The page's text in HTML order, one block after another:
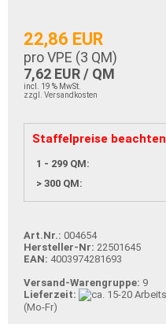
22,86 EUR
pro VPE (3 QM)
7,62 EUR / QM
incl. 19 % MwSt.
zzgl. Versandkosten
Staffelpreise beachten
1 - 299 QM:
> 300 QM:
Art.Nr.: 004654
Hersteller-Nr: 22501645
EAN: 4003974281693
Versand-Warengruppe: 9
Lieferzeit:
(Mo-Fr)